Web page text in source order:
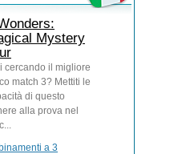
Mystery
cercando il migliore
match 3? Mettiti le
di questo
alla prova nel
a 3